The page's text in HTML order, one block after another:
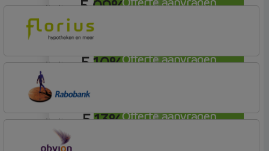
5,09%
Offerte aanvragen
annuiteit
5,10%
Offerte aanvragen
ABN AMRO Bank
Budget
annuiteit
5,13%
Florius
Profijt twaalf
annuiteit
Rabobank Spaarbank
Plusvoorwaarden (Incl. Korting)